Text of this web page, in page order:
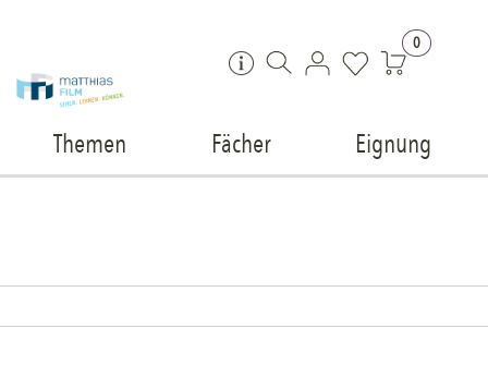
0
Themen Fächer Eignung